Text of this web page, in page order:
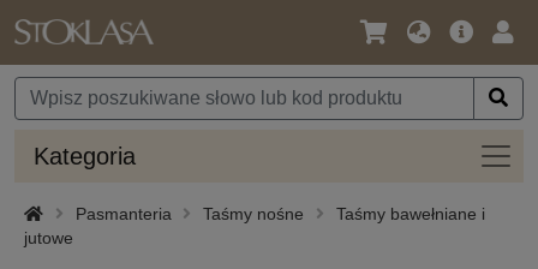
Język
Waluta
Oferta
Kategoria
Pasmanteria Taśmy nośne
Taśmy bawełniane i
jutowe